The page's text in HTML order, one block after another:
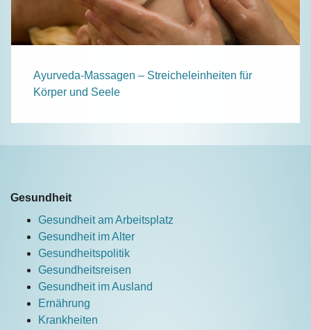
Ayurveda-Massagen – Streicheleinheiten für
Körper und Seele
Gesundheit
Gesundheit am Arbeitsplatz
Gesundheit im Alter
Gesundheitspolitik
Gesundheitsreisen
Gesundheit im Ausland
Ernährung
Krankheiten